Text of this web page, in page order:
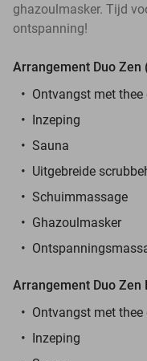
ghazoulmasker. Tijd
ontspanning!
Arrangement Duo Zen
Ontvangst met thee
Inzeping
Sauna
Uitgebreide
Schuimmassage
Ghazoulmasker
Arrangement Duo Zen
Ontvangst met thee
Inzeping